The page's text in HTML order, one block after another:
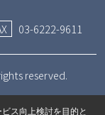
03-6222-9611
reserved.
ス向上検討を目的と